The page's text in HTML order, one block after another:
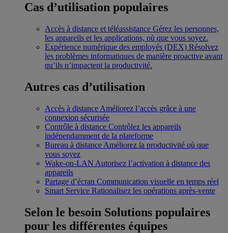
Cas d’utilisation populaires
Accès à distance et téléassistance Gérez les personnes,
les appareils et les applications, où que vous soyez.
Expérience numérique des employés (DEX) Résolvez
les problèmes informatiques de manière proactive avant
qu’ils n’impactent la productivité.
Autres cas d’utilisation
Accès à distance Améliorez l’accès grâce à une
connexion sécurisée
Contrôle à distance Contrôlez les appareils
indépendamment de la plateforme
Bureau à distance Améliorez la productivité où que
vous soyez
Wake-on-LAN Autorisez l’activation à distance des
appareils
Partage d’écran Communication visuelle en temps réel
Smart Service Rationalisez les opérations après-vente
Selon le besoin Solutions populaires
pour les différentes équipes